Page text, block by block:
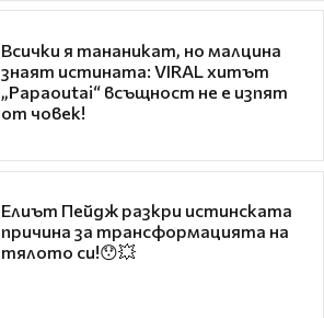
Всички я тананикат, но малцина
знаят истината: VIRAL хитът
„Papaoutai“ всъщност не е изпят
от човек!
Елиът Пейдж разкри истинската
причина за трансформацията на
тялото си!😯💥